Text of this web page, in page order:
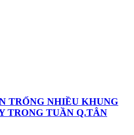
TRỐNG NHIỀU KHUNG
TRONG TUẦN Q.TÂN